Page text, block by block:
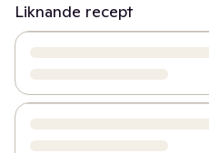
Liknande recept